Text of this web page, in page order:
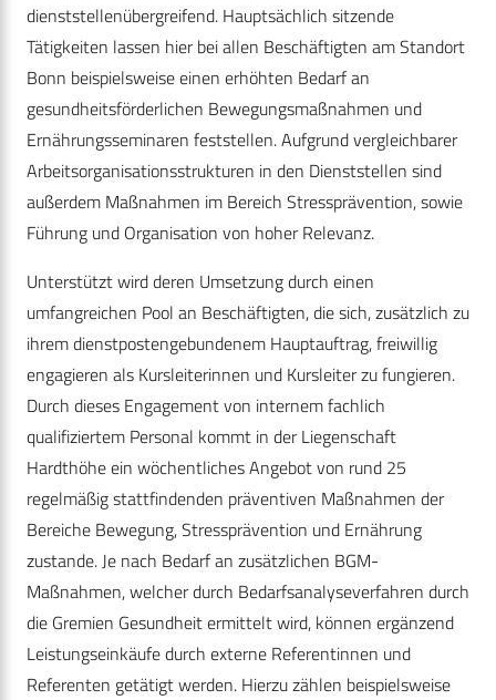
dienststellenübergreifend. Hauptsächlich sitzende
Tätigkeiten lassen hier bei allen Beschäftigten am Standort
Bonn beispielsweise einen erhöhten Bedarf an
gesundheitsförderlichen Bewegungsmaßnahmen und
Ernährungsseminaren feststellen. Aufgrund vergleichbarer
Arbeitsorganisationsstrukturen in den Dienststellen sind
außerdem Maßnahmen im Bereich Stressprävention, sowie
Führung und Organisation von hoher Relevanz.
Unterstützt wird deren Umsetzung durch einen
umfangreichen Pool an Beschäftigten, die sich, zusätzlich zu
ihrem dienstpostengebundenem Hauptauftrag, freiwillig
engagieren als Kursleiterinnen und Kursleiter zu fungieren.
Durch dieses Engagement von internem fachlich
qualifiziertem Personal kommt in der Liegenschaft
Hardthöhe ein wöchentliches Angebot von rund 25
regelmäßig stattfindenden präventiven Maßnahmen der
Bereiche Bewegung, Stressprävention und Ernährung
zustande. Je nach Bedarf an zusätzlichen BGM-
Maßnahmen, welcher durch Bedarfsanalyseverfahren durch
die Gremien Gesundheit ermittelt wird, können ergänzend
Leistungseinkäufe durch externe Referentinnen und
Referenten getätigt werden. Hierzu zählen beispielsweise